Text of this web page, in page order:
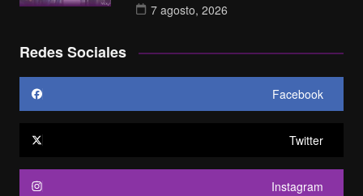
7 agosto, 2026
Redes Sociales
Facebook
Twitter
Instagram